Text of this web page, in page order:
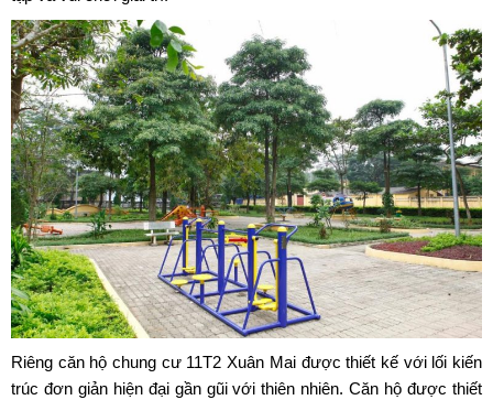
Riêng căn hộchung cư 11T2 Xuân Maiđược thiết kế với lối kiến
trúc đơn giản hiện đại gần gũi với thiên nhiên. Căn hộ được thiết